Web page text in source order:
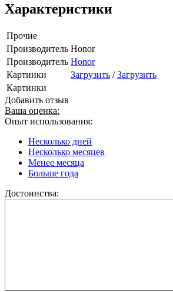
Характеристики
Прочие
Производитель Honor
Производитель Honor
Картинки
Загрузить /Загрузить
Картинки
Добавить отзыв
Ваша оценка:
Опыт использования:
Несколько дней
Несколько месяцев
Менее месяца
Больше года
Достоинства: